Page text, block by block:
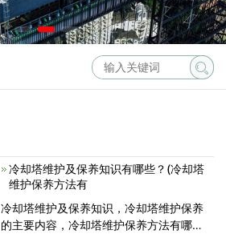
冷却塔维护及保养知识有哪些？(冷却塔
维护保养方法有
冷却塔维护及保养知识，冷却塔维护保养
的主要内容，冷却塔维护保养方法有哪